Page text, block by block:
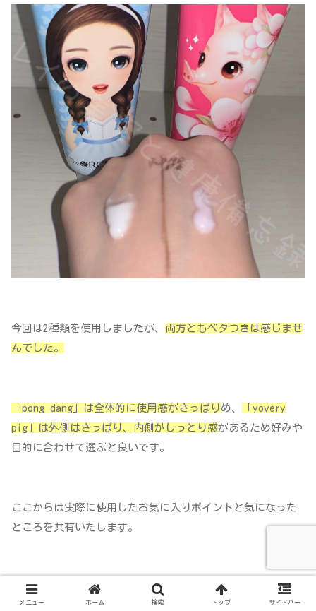
今回は2種類を使用しましたが、 両方ともベタつきは感じませ
んでした。
「pong dang」は全体的に使用感がさっぱり め、
「yovery
pig」は外側はさっぱり、内側がしっとり感があるため好みや
目的に合わせて選ぶと良いです。
ここからは実際に使用したお気に入りポイントと気になった
ところを共有いたします。
お気に入りポイント①馴染みが良く手軽に塗
メニュー ホーム 検索 トップ サイドバー